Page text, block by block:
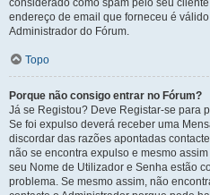
considerado como spam pelo seu
endereço de email que forneceu é
Administrador do Fórum.
Topo
Porque não consigo entrar no Fórum?
Já se Registou? Deve Registar-se para
Se foi expulso deverá receber uma
discordar das razões apontadas
não se encontra expulso e mesmo
seu Nome de Utilizador e Senha estão
problema. Se mesmo assim, não